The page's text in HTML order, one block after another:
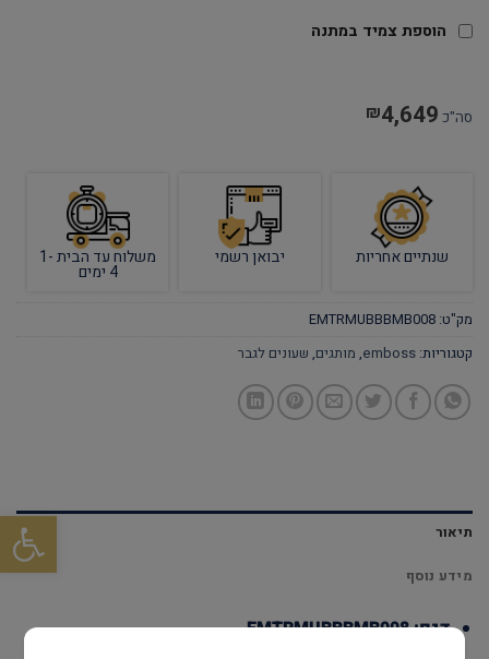
פתח
הוספת צמיד במתנה
סה"כ ₪4,649
שנתיים אחריות יבואן רשמי משלוח עד הבית 1-
4 ימים
מק"ט: EMTRMUBBBMB008
קטגוריות: emboss
, מותגים, שעונים לגבר
תיאור
מידע נוסף
דגם: EMTRMUBBBMB008